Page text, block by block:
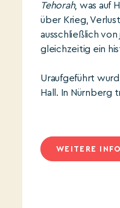
Tehorah, was auf
über Krieg,
ausschließlich
gleichzeitig ein
Uraufgeführt
Hall. In Nürnberg
WEITERE